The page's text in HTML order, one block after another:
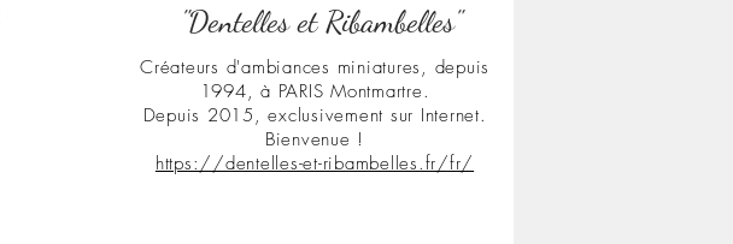
"Dentelles et Ribambelles"
Créateurs d'ambiances miniatures, depuis
1994, à PARIS Montmartre.
Depuis 2015, exclusivement sur Internet.
Bienvenue !
https://dentelles-et-ribambelles.fr/fr/